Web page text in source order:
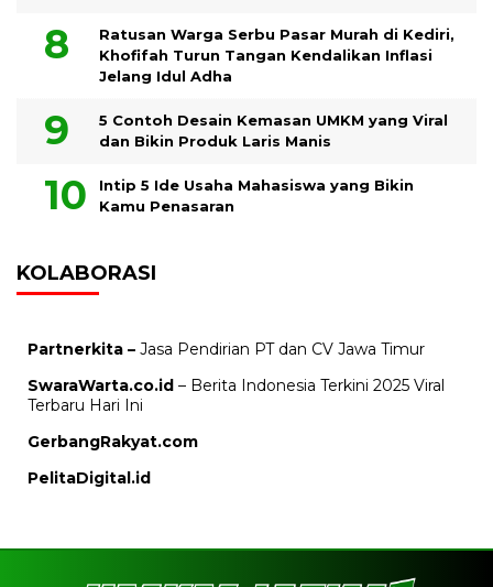
Ratusan Warga Serbu Pasar Murah di Kediri,
Khofifah Turun Tangan Kendalikan Inflasi
Jelang Idul Adha
5 Contoh Desain Kemasan UMKM yang Viral
dan Bikin Produk Laris Manis
Intip 5 Ide Usaha Mahasiswa yang Bikin
Kamu Penasaran
KOLABORASI
Partnerkita – Jasa Pendirian PT dan CV Jawa Timur
SwaraWarta.co.id – Berita Indonesia Terkini 2025 Viral
Terbaru Hari Ini
GerbangRakyat.com
PelitaDigital.id